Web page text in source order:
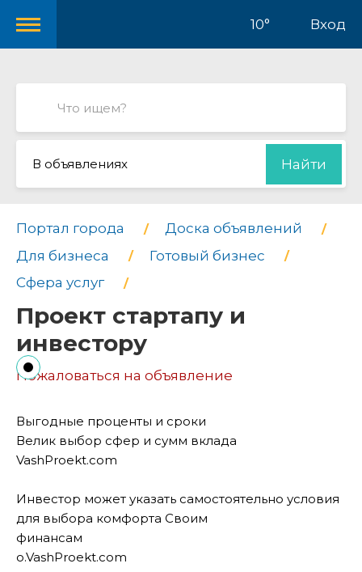
10° Вход
В объявлениях Найти
Портал города
Доска объявлений
Для бизнеса
Готовый бизнес
Сфера услуг
Проект стартапу и
инвестору
Пожаловаться на объявление
Выгодные проценты и сроки
Велик выбор сфер и сумм вклада
VashProekt.com
Инвестор может указать самостоятельно условия
для выбора комфорта Своим
финансам
o.VashProekt.com